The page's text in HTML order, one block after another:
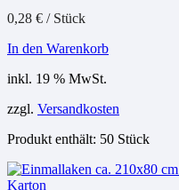
0,28 € / Stück
In den Warenkorb
inkl. 19 % MwSt.
zzgl. Versandkosten
Produkt enthält: 50 Stück